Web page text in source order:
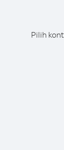
Pilih